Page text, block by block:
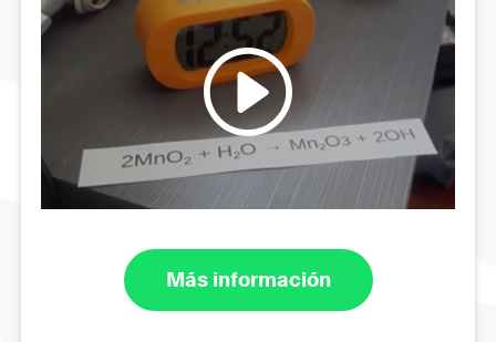
Más información